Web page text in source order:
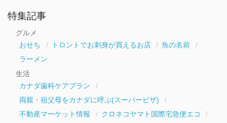
ー
カ
特集記事
グルメ
おせち
トロントでお刺身が買えるお店
魚の名前
ラーメン
生活
カナダ歯科ケアプラン
両親・祖父母をカナダに呼ぶ(スーパービザ)
不動産マーケット情報
クロネコヤマト国際宅急便エコ